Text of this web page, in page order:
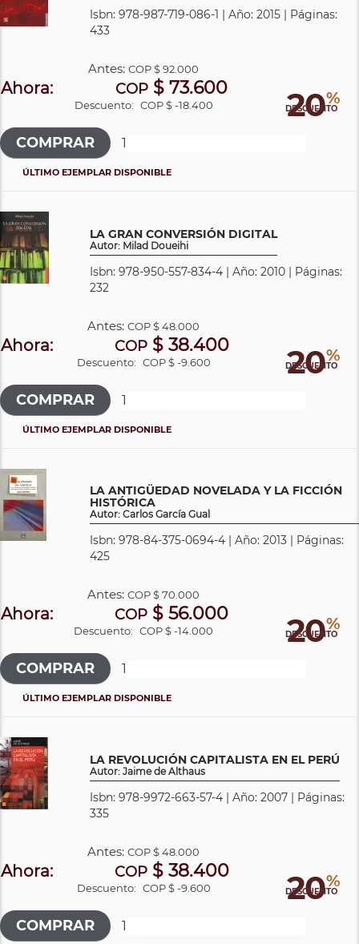
Isbn: 978-987-719-086-1 | Año: 2015 | Páginas:
433
20%
DESCUENTO
Antes:COP$ 92.000
Ahora: COP $ 73.600
Descuento: COP $ -18.400
ÚLTIMO EJEMPLAR DISPONIBLE
LA GRAN CONVERSIÓN DIGITAL
Autor: Milad Doueihi
Isbn: 978-950-557-834-4 | Año: 2010 | Páginas:
232
20%
DESCUENTO
Antes:COP$ 48.000
Ahora: COP$ 38.400
Descuento: COP $ -9.600
ÚLTIMO EJEMPLAR DISPONIBLE
LA ANTIGÜEDAD NOVELADA Y LA FICCIÓN
HISTÓRICA
Autor: Carlos García Gual
Isbn: 978-84-375-0694-4 | Año: 2013 | Páginas:
425
20%
DESCUENTO
Antes:COP$ 70.000
Ahora: COP $ 56.000
Descuento: COP $ -14.000
ÚLTIMO EJEMPLAR DISPONIBLE
LA REVOLUCIÓN CAPITALISTA EN EL PERÚ
Autor: Jaime de Althaus
Isbn: 978-9972-663-57-4 | Año: 2007 | Páginas:
335
20%
DESCUENTO
Antes:COP$ 48.000
Ahora: COP$ 38.400
Descuento: COP $ -9.600